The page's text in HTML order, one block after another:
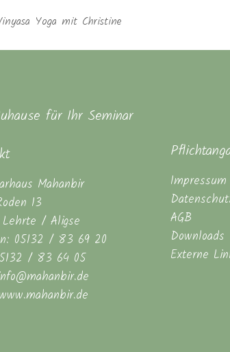
Yoga mit Christine
für Ihr Seminar
Mahanbir
13
Lehrte / Aligse
05132 / 83 69 20
/ 83 64 05
Impressum
AGB
Downloads
Externe